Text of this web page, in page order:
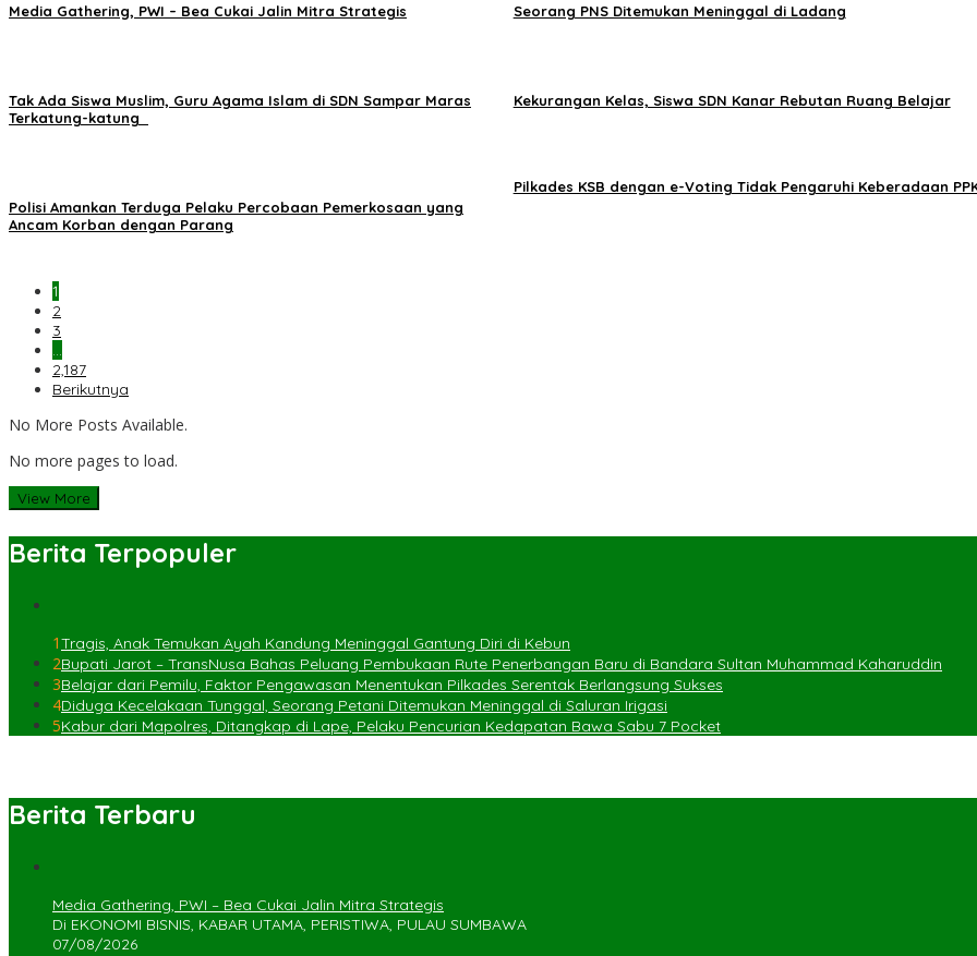
Media Gathering, PWI – Bea Cukai Jalin Mitra Strategis Seorang PNS Ditemukan Meninggal di Ladang
Tak Ada Siswa Muslim, Guru Agama Islam di SDN Sampar Maras
Terkatung-katung ‎
Kekurangan Kelas, Siswa SDN Kanar Rebutan Ruang Belajar
Polisi Amankan Terduga Pelaku Percobaan Pemerkosaan yang
Ancam Korban dengan Parang
Pilkades KSB dengan e-Voting Tidak Pengaruhi Keberadaan
1
2
3
…
2,187
Berikutnya
No More Posts Available.
No more pages to load.
View More
Berita Terpopuler
1Tragis, Anak Temukan Ayah Kandung Meninggal Gantung Diri di Kebun
2Bupati Jarot – TransNusa Bahas Peluang Pembukaan Rute Penerbangan Baru di Bandara Sultan Muhammad Kaharuddin
3Belajar dari Pemilu, Faktor Pengawasan Menentukan Pilkades Serentak Berlangsung Sukses
4Diduga Kecelakaan Tunggal, Seorang Petani Ditemukan Meninggal di Saluran Irigasi
5Kabur dari Mapolres, Ditangkap di Lape, Pelaku Pencurian Kedapatan Bawa Sabu 7 Pocket
Berita Terbaru
Media Gathering, PWI – Bea Cukai Jalin Mitra Strategis
Di EKONOMI BISNIS, KABAR UTAMA, PERISTIWA, PULAU SUMBAWA
07/08/2026